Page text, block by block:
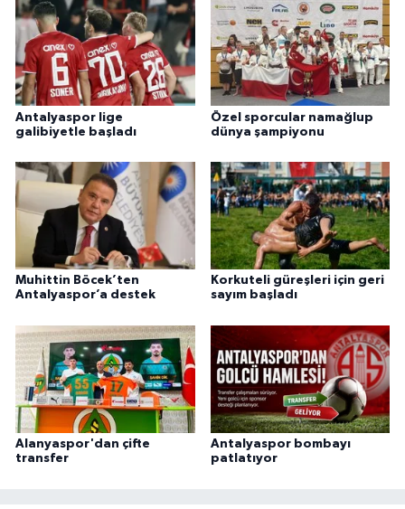
Antalyaspor lige
galibiyetle başladı
Özel sporcular namağlup
dünya şampiyonu
Muhittin Böcek’ten
Antalyaspor’a destek
Korkuteli güreşleri için geri
sayım başladı
Alanyaspor'dan çifte
transfer
Antalyaspor bombayı
patlatıyor